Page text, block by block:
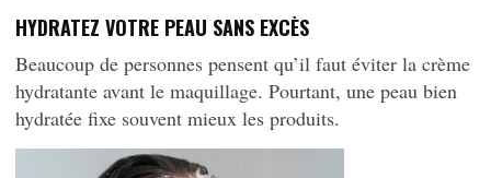
HYDRATEZ VOTRE PEAU SANS EXCÈS
Beaucoup de personnes pensent qu’il faut éviter la crème
hydratante avant le maquillage. Pourtant, une peau bien
hydratée fixe souvent mieux les produits.